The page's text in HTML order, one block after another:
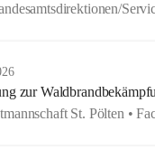
zur
St. Pölten •